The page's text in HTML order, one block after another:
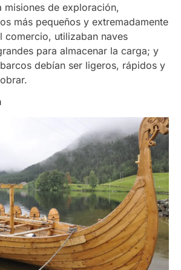
misiones de exploración,
más pequeños y extremadamente
comercio, utilizaban naves
para almacenar la carga; y
debían ser ligeros, rápidos y